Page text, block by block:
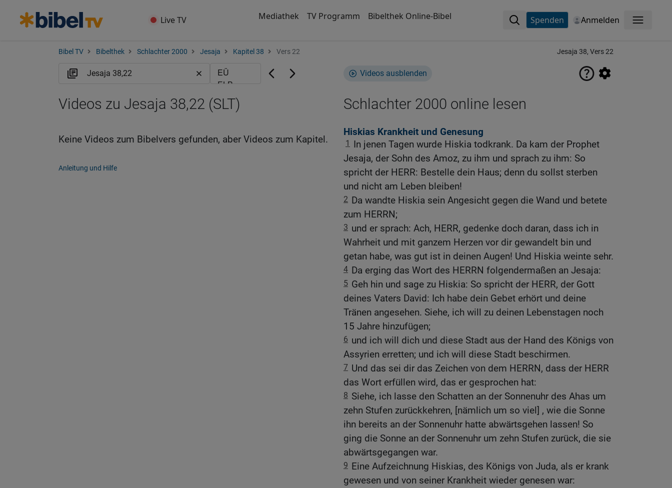
Live TV Mediathek TV Programm Bibelthek Online-Bibel Spenden Anmelden Menü
Bibel TV Bibelthek Schlachter 2000 Jesaja Kapitel 38 Vers 22 Jesaja 38, Vers 22
Videos ausblenden
Schlachter 2000 online lesen
Hiskias Krankheit und Genesung
1
In jenen Tagen wurde Hiskia todkrank. Da kam der Prophet
Jesaja, der Sohn des Amoz, zu ihm und sprach zu ihm: So
spricht der HERR: Bestelle dein Haus; denn du sollst sterben
und nicht am Leben bleiben!
2 Da wandte Hiskia sein Angesicht gegen die Wand und betete
zum HERRN;
3 und er sprach: Ach, HERR, gedenke doch daran, dass ich in
Wahrheit und mit ganzem Herzen vor dir gewandelt bin und
getan habe, was gut ist in deinen Augen! Und Hiskia weinte sehr.
4 Da erging das Wort des HERRN folgendermaßen an Jesaja:
5 Geh hin und sage zu Hiskia: So spricht der HERR, der Gott
deines Vaters David: Ich habe dein Gebet erhört und deine
Tränen angesehen. Siehe, ich will zu deinen Lebenstagen noch
15 Jahre hinzufügen;
6 und ich will dich und diese Stadt aus der Hand des Königs von
Assyrien erretten; und ich will diese Stadt beschirmen.
7 Und das sei dir das Zeichen von dem HERRN, dass der HERR
das Wort erfüllen wird, das er gesprochen hat:
8 Siehe, ich lasse den Schatten an der Sonnenuhr des Ahas um
zehn Stufen zurückkehren, [nämlich um so viel] , wie die Sonne
ihn bereits an der Sonnenuhr hatte abwärtsgehen lassen! So
ging die Sonne an der Sonnenuhr um zehn Stufen zurück, die sie
abwärtsgegangen war.
9 Eine Aufzeichnung Hiskias, des Königs von Juda, als er krank
gewesen und von seiner Krankheit wieder genesen war:
Videos zu Jesaja 38,22 (SLT)
Keine Videos zum Bibelvers gefunden, aber Videos zum Kapitel.
Anleitung und Hilfe